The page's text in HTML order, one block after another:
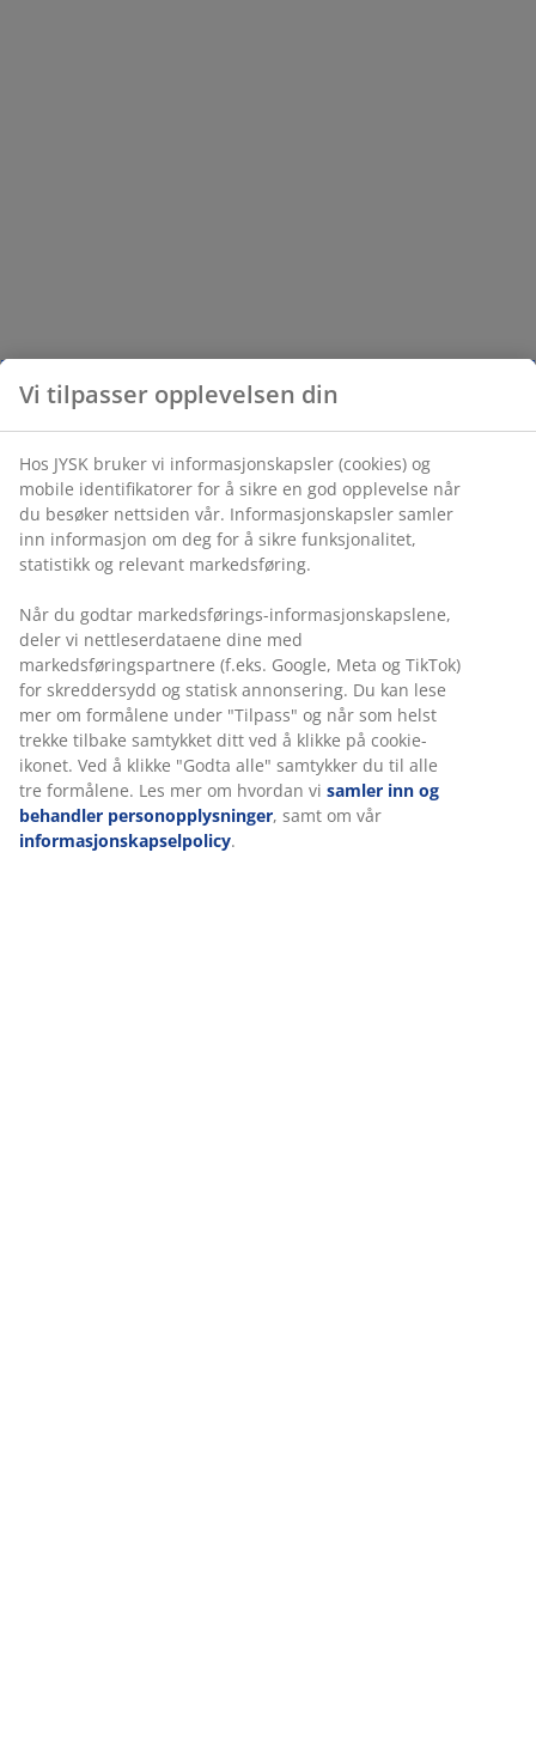
Vi tilpasser opplevelsen din
Hos JYSK bruker vi informasjonskapsler (cookies) og
mobile identifikatorer for å sikre en god opplevelse når
du besøker nettsiden vår. Informasjonskapsler samler
inn informasjon om deg for å sikre funksjonalitet,
statistikk og relevant markedsføring.
Når du godtar markedsførings-informasjonskapslene,
deler vi nettleserdataene dine med
markedsføringspartnere (f.eks. Google, Meta og TikTok)
for skreddersydd og statisk annonsering. Du kan lese
mer om formålene under "Tilpass" og når som helst
trekke tilbake samtykket ditt ved å klikke på cookie-
ikonet. Ved å klikke "Godta alle" samtykker du til alle
tre formålene. Les mer om hvordan vi samler inn og
behandler personopplysninger, samt om vår
informasjonskapselpolicy.